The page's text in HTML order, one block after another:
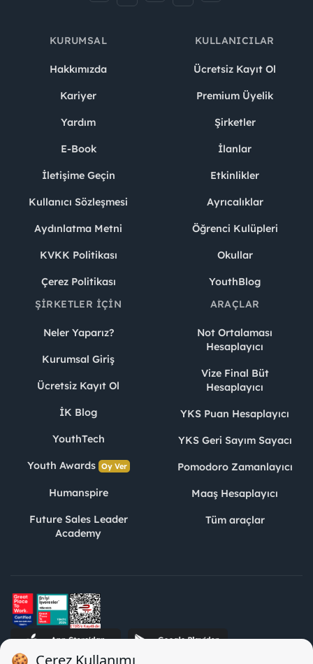
KURUMSAL
Hakkımızda
Kariyer
Yardım
E-Book
İletişime Geçin
Kullanıcı Sözleşmesi
Aydınlatma Metni
KVKK Politikası
Çerez Politikası
KULLANICILAR
Ücretsiz Kayıt Ol
Premium Üyelik
Şirketler
İlanlar
Etkinlikler
Ayrıcalıklar
Öğrenci Kulüpleri
Okullar
YouthBlog
ŞIRKETLER İÇIN
Neler Yaparız?
Kurumsal Giriş
Ücretsiz Kayıt Ol
İK Blog
YouthTech
Youth Awards Oy Ver
Humanspire
Future Sales Leader
Academy
ARAÇLAR
Not Ortalaması
Hesaplayıcı
Vize Final Büt
Hesaplayıcı
YKS Puan Hesaplayıcı
YKS Geri Sayım Sayacı
Pomodoro Zamanlayıcı
Maaş Hesaplayıcı
Tüm araçlar